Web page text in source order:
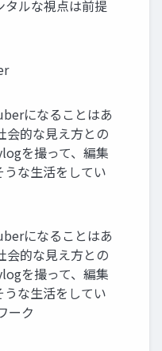
タルな視点は前提
になることはあ
会的な見え方との
を撮って、編集
うな生活をしてい
になることはあ
会的な見え方との
を撮って、編集
うな生活をしてい
ーク